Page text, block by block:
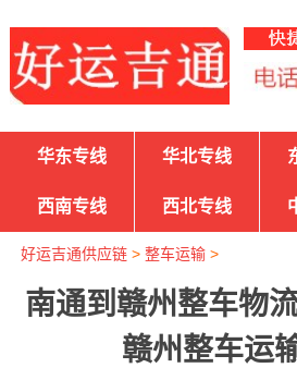
华东专线 华北专线
西南专线 西北专线
好运吉通供应链> 整车运输>
南通到赣州整车物
赣州整车运